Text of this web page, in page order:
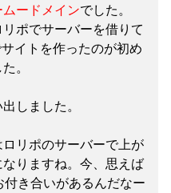
ードメインでした。
ポでサーバーを借りて
イトを作ったのが初め
。
しました。
リポのサーバーで上が
りますね。今、思えば
付き合いがあるんだなー